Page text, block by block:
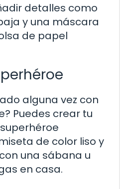
detalles como
y una máscara
de papel
alguna vez con
Puedes crear tu
de color liso y
una sábana u
en casa.